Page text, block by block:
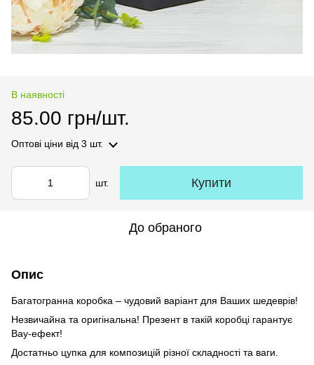
В наявності
85.00 грн/шт.
Оптові ціни від 3 шт.
шт. Купити
До обраного
Опис
Багатогранна коробка – чудовий варіант для Ваших шедеврів!
Незвичайна та оригінальна! Презент в такій коробці гарантує
Вау-ефект!
Достатньо цупка для композицій різної складності та ваги.